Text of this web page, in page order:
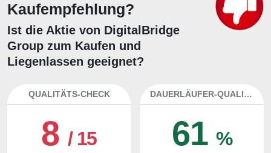
Kaufempfehlung?
Ist die Aktie von DigitalBridge
Group zum Kaufen und
Liegenlassen geeignet?
QUALITÄTS-CHECK
8/ 15
DAUERLÄUFER-QUALITÄTEN
61%